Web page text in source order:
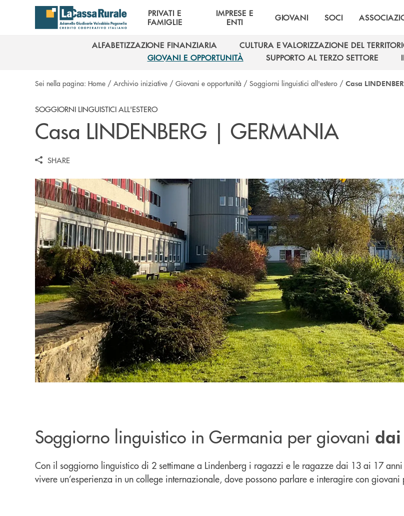
Salta al contenuto principale
PRIVATI E
FAMIGLIE
IMPRESE E
ENTI
GIOVANI SOCI
ALFABETIZZAZIONE FINANZIARIA
ALFABETIZZAZIONE FINANZIARIA
CULTURA E VALORIZZAZIONE DEL
CULTURA E VALORIZZAZIONE DEL
GIOVANI E OPPORTUNITÀ
SUPPORTO AL TERZO SETTORE
Sei nella pagina: Home / Archivio iniziative / Giovani e opportunità / Soggiorni linguistici all'estero / Casa
SOGGIORNI LINGUISTICI ALL'ESTERO
Casa LINDENBERG | GERMANIA
SHARE
Soggiorno linguistico in Germania per giovani
Con il soggiorno linguistico di 2 settimane a Lindenberg i ragazzi e le ragazze dai 13 ai 17
vivere un’esperienza in un college internazionale, dove possono parlare e interagire con